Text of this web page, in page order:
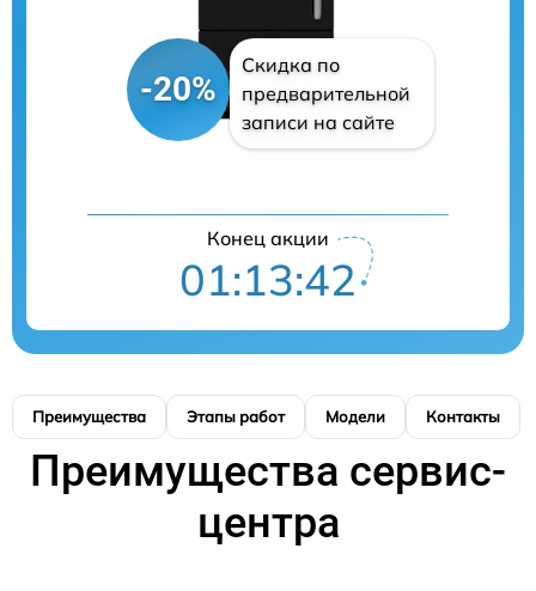
-20%
Скидка по
предварительной
записи на сайте
Конец акции
01:13:40
Преимущества Этапы работ Модели Контакты
Преимущества сервис-
центра